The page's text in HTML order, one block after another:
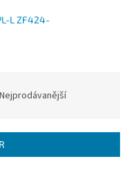
L ZF424-
Nejprodávanější